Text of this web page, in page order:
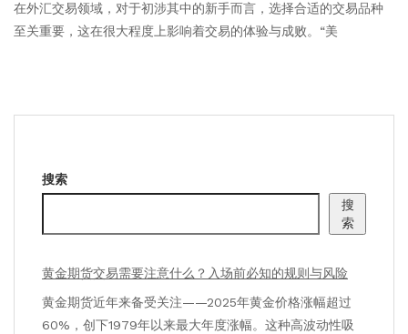
在外汇交易领域，对于初涉其中的新手而言，选择合适的交易品种
至关重要，这在很大程度上影响着交易的体验与成败。“美
搜索
搜
索
黄金期货交易需要注意什么？入场前必知的规则与风险
黄金期货近年来备受关注——2025年黄金价格涨幅超过
60%，创下1979年以来最大年度涨幅。这种高波动性吸